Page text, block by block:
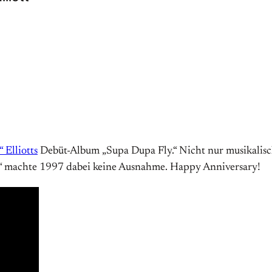
Elliotts Debüt-Album „Supa Dupa Fly.“ Nicht nur
machte 1997 dabei keine Ausnahme. Happy Anniversary!